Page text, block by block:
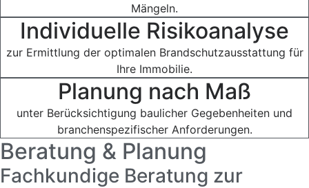
Mängeln.
Individuelle Risikoanalyse
zur Ermittlung der optimalen Brandschutzausstattung für
Ihre Immobilie.
Planung nach Maß
unter Berücksichtigung baulicher Gegebenheiten und
branchenspezifischer Anforderungen.
Beratung & Planung
Fachkundige Beratung zur